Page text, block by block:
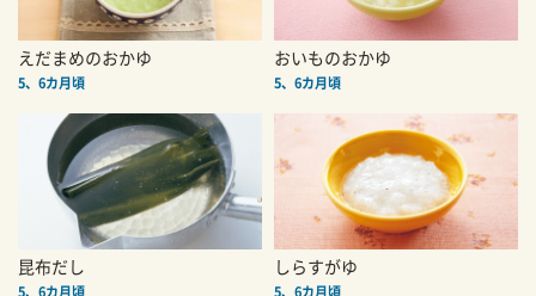
えだまめのおかゆ
5、6カ月頃
おいものおかゆ
5、6カ月頃
昆布だし
5、6カ月頃
しらすがゆ
5、6カ月頃